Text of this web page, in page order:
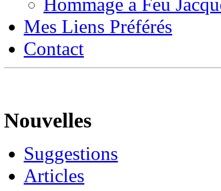
Mes Liens Préférés
Contact
Nouvelles
Suggestions
Articles